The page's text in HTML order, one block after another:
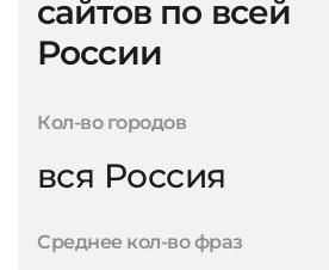
сайтов по всей
России
Кол-во городов
вся Россия
Среднее кол-во фраз